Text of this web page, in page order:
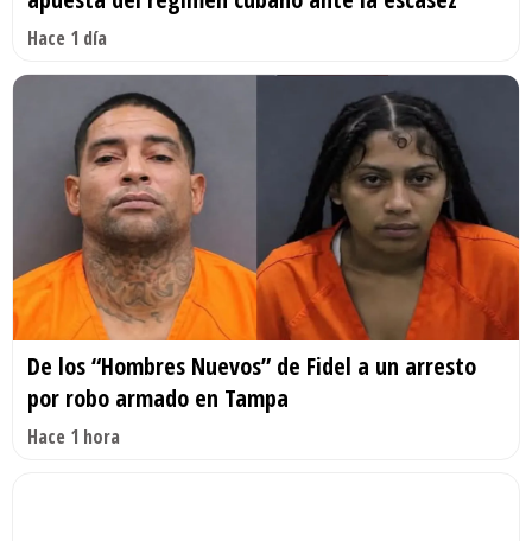
Hace 1 día
De los “Hombres Nuevos” de Fidel a un arresto
por robo armado en Tampa
Hace 1 hora